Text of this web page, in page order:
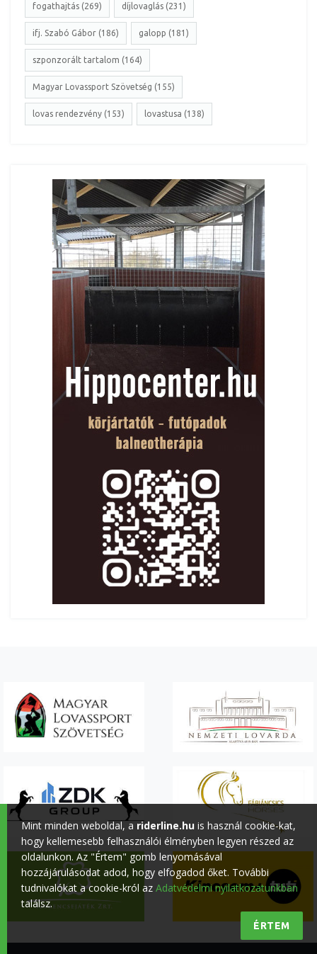
fogathajtás (269) díjlovaglás (231)
ifj. Szabó Gábor (186) galopp (181)
szponzorált tartalom (164)
Magyar Lovassport Szövetség (155)
lovas rendezvény (153) lovastusa (138)
Mint minden weboldal, ariderline.hu is használ cookie-kat,
hogy kellemesebb felhasználói élményben legyen részed az
oldalunkon. Az "Értem" gomb lenyomásával
hozzájárulásodat adod, hogy elfogadod őket. További
tudnivalókat a cookie-król az Adatvédelmi nyilatkozatunkban
találsz.
ÉRTEM